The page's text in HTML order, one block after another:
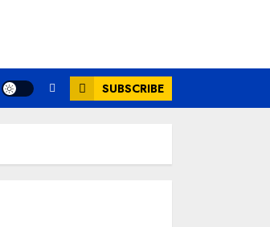
SUBSCRIBE